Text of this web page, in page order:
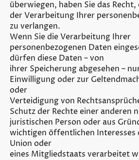
überwiegen, haben Sie das
der Verarbeitung Ihrer
zu verlangen.
Wenn Sie die Verarbeitung Ihrer
personenbezogenen Daten
dürfen diese Daten – von
ihrer Speicherung abgesehen –
Einwilligung oder zur
oder
Verteidigung von
Schutz der Rechte einer anderen
juristischen Person oder aus
wichtigen öffentlichen Interesses
Union oder
eines Mitgliedstaats verarbeitet